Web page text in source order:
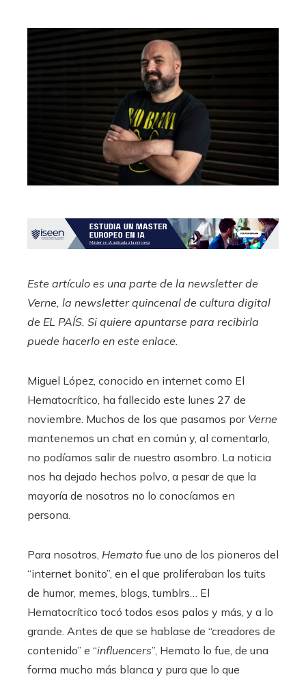
Este artículo es una parte de la newsletter de
Verne, la newsletter quincenal de cultura digital
de EL PAÍS. Si quiere apuntarse para recibirla
puede hacerlo en este enlace.
Miguel López, conocido en internet como El
Hematocrítico, ha fallecido este lunes 27 de
noviembre. Muchos de los que pasamos por Verne
mantenemos un chat en común y, al comentarlo,
no podíamos salir de nuestro asombro. La noticia
nos ha dejado hechos polvo, a pesar de que la
mayoría de nosotros no lo conocíamos en
persona.
Para nosotros, Hemato fue uno de los pioneros del
“internet bonito”, en el que proliferaban los tuits
de humor, memes, blogs, tumblrs… El
Hematocrítico tocó todos esos palos y más, y a lo
grande. Antes de que se hablase de “creadores de
contenido” e “influencers”, Hemato lo fue, de una
forma mucho más blanca y pura que lo que